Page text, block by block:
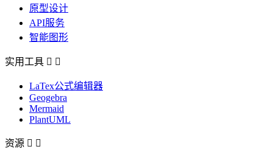
原型设计
API服务
智能图形
实用工具  
LaTex公式编辑器
Geogebra
Mermaid
PlantUML
资源  